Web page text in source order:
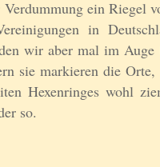
ein Riegel
in
wir aber mal im
sie markieren die
Hexenringes wohl
so.